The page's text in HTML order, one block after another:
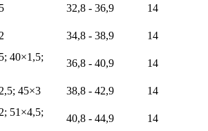
32,8 - 36,9
14
34,8 - 38,9
14
40×1,5;
36,8 - 40,9
14
45×3 38,8 - 42,9
14
51×4,5;
40,8 - 44,9
14